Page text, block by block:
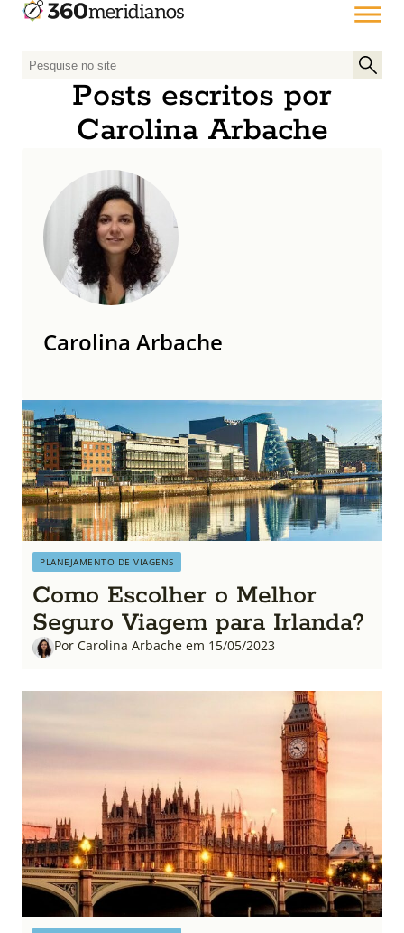
P
Posts escritos por
Carolina Arbache
Carolina Arbache
PLANEJAMENTO DE VIAGENS
Como Escolher o Melhor
Seguro Viagem para Irlanda?
Por Carolina Arbache em 15/05/2023